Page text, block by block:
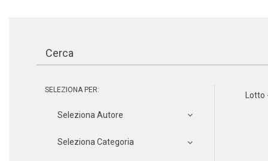
SELEZIONA PER:
Seleziona Autore
Seleziona Categoria
Lotto